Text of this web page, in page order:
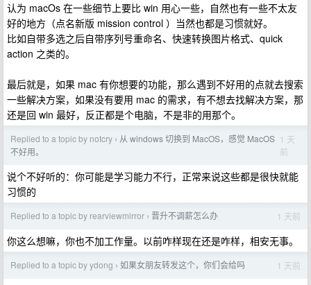
认为 macOs 在一些细节上要比 win 用心一些，自然也有一些不太友
好的地方（点名新版 mission control ）当然也都是习惯就好。
比如自带多选之后自带序列号重命名、快速转换图片格式、quick
action 之类的。
最后就是，如果 mac 有你想要的功能，那么遇到不好用的点就去搜索
一些解决方案，如果没有要用 mac 的需求，有不想去找解决方案，那
还是回 win 最好，反正都是个电脑，不是非的用那个。
Replied to a topic by notcry › 从 windows 切换到 MacOS，感觉 MacOS
不好用。
1 天
前
说个不好听的：你可能是学习能力不行，正常来说这些都是很快就能
习惯的
Replied to a topic by rearviewmirror › 晋升不调薪怎么办 1 天前
你这么想嘛，你也不加工作量。以前咋样现在还是咋样，相安无事。
Replied to a topic by ydong › 如果女朋友转发这个，你们会给吗 1 天前